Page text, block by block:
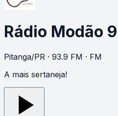
Rádio Modão
Pitanga/PR · 93.9 FM · FM
A mais sertaneja!